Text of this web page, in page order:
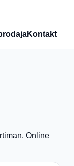
Kontakt
Online